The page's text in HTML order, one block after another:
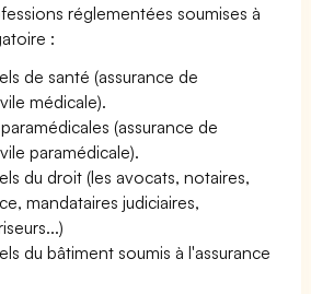
réglementées soumises à
:
de santé (assurance de
médicale).
(assurance de
paramédicale).
du droit (les avocats, notaires,
mandataires judiciaires,
du bâtiment soumis à l'assurance